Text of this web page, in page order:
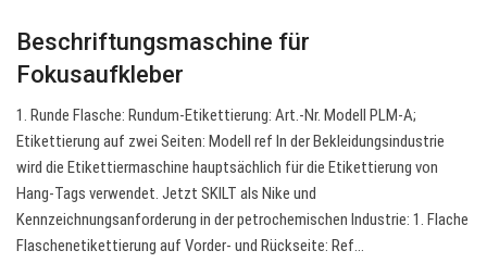
Beschriftungsmaschine für
Fokusaufkleber
1. Runde Flasche: Rundum-Etikettierung: Art.-Nr. Modell PLM-A;
Etikettierung auf zwei Seiten: Modell ref In der Bekleidungsindustrie
wird die Etikettiermaschine hauptsächlich für die Etikettierung von
Hang-Tags verwendet. Jetzt SKILT als Nike und
Kennzeichnungsanforderung in der petrochemischen Industrie: 1. Flache
Flaschenetikettierung auf Vorder- und Rückseite: Ref…